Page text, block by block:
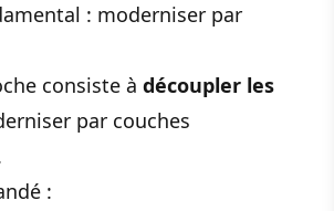
: moderniser par
consiste à découpler les
par couches
: